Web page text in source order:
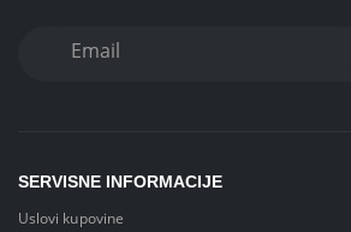
SERVISNE INFORMACIJE
Uslovi kupovine